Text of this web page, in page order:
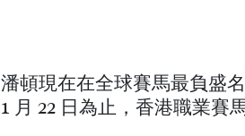
潘頓現在在全球賽馬最負盛
1 月 22 日為止，香港職業賽